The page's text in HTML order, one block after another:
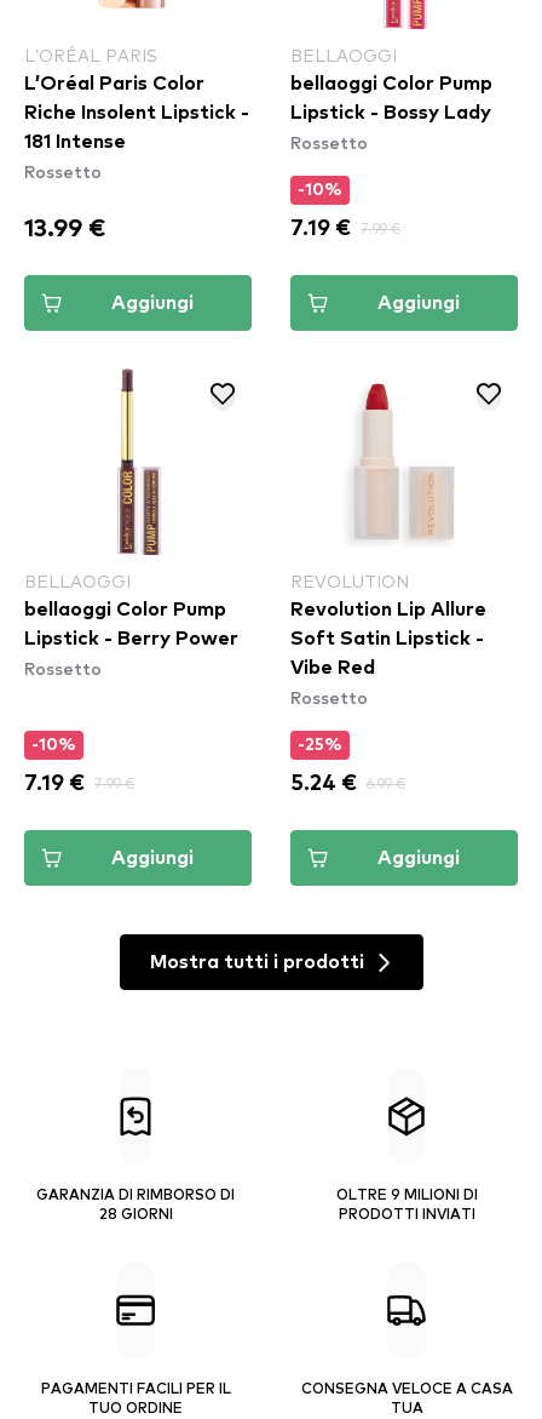
L’ORÉAL PARIS
L’Oréal Paris Color
Riche Insolent Lipstick -
181 Intense
Rossetto
13.99 €
Aggiungi
BELLAOGGI
bellaoggi Color Pump
Lipstick - Bossy Lady
Rossetto
-10%
7.19 € 7.99 €
Aggiungi
BELLAOGGI
bellaoggi Color Pump
Lipstick - Berry Power
Rossetto
-10%
7.19 € 7.99 €
Aggiungi
REVOLUTION
Revolution Lip Allure
Soft Satin Lipstick -
Vibe Red
Rossetto
-25%
5.24 € 6.99 €
Aggiungi
Mostra tutti i prodotti
GARANZIA DI RIMBORSO DI
28 GIORNI
OLTRE 9 MILIONI DI
PRODOTTI INVIATI
PAGAMENTI FACILI PER IL
TUO ORDINE
CONSEGNA VELOCE A CASA
TUA